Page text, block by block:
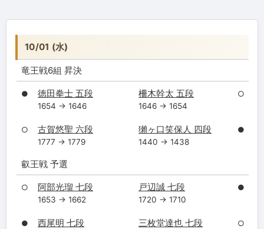
10/01 (水)
竜王戦6組 昇決
● 徳田拳士 五段
1654 → 1646
柵木幹太 五段
1646 → 1654
○
○ 古賀悠聖 六段
1777 → 1779
獺ヶ口笑保人 四段
1440 → 1438
●
叡王戦 予選
○ 阿部光瑠 七段
1653 → 1662
戸辺誠 七段
1720 → 1710
●
● 西尾明 七段 三枚堂達也 七段 ○